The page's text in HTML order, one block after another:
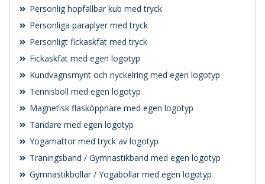
Personlig hopfällbar kub med tryck
Personliga paraplyer med tryck
Personligt fickaskfat med tryck
Fickaskfat med egen logotyp
Kundvagnsmynt och nyckelring med egen logotyp
Tennisboll med egen logotyp
Magnetisk flasköppnare med egen logotyp
Tändare med egen logotyp
Yogamattor med tryck av logotyp
Träningsband / Gymnastikband med egen logotyp
Gymnastikbollar / Yogabollar med egen logotyp